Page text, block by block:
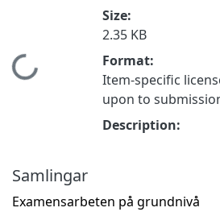
Hämtar...
Size:
2.35 KB
Format:
Item-specific
upon to
Description:
Samlingar
Examensarbeten på grundnivå